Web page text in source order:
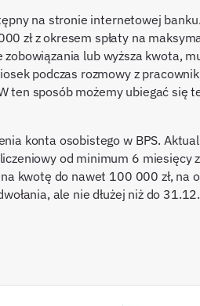
na stronie internetowej
zł z okresem spłaty na
lub wyższa kwota,
podczas rozmowy z
ten sposób możemy ubiegać się
konta osobistego w BPS.
od minimum 6 miesięcy z
kwotę do nawet 100 000 zł, na
ale nie dłużej niż do